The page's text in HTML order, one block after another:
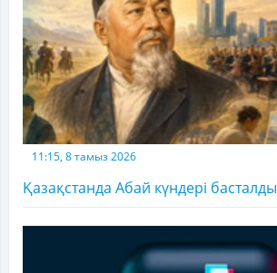
11:15, 8 тамыз 2026
Қазақстанда Абай күндері басталды